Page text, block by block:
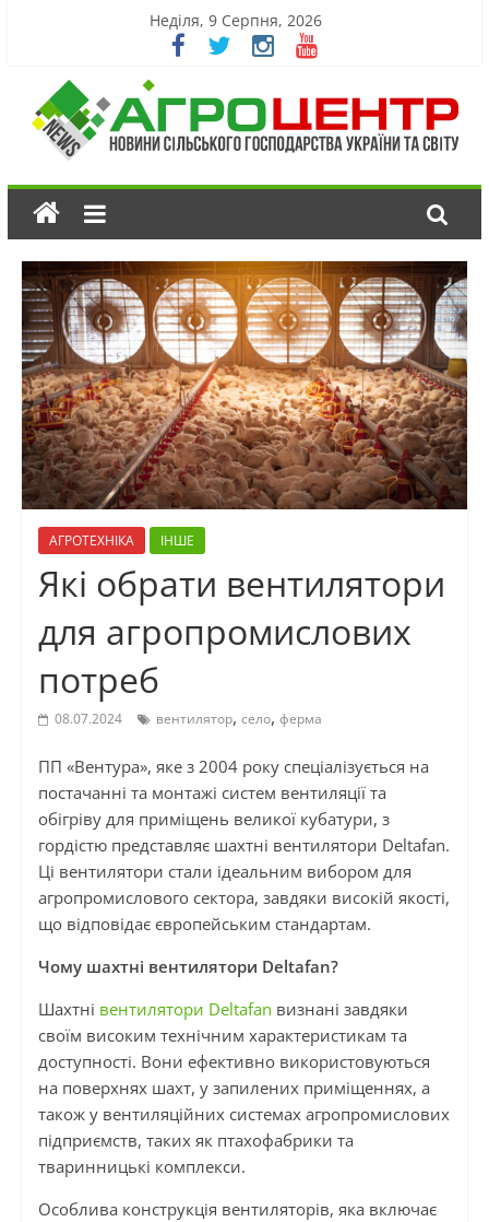
Неділя, 9 Серпня, 2026
АГРОТЕХНІКА ІНШЕ
Які обрати вентилятори
для агропромислових
потреб
08.07.2024 вентилятор, село, ферма
ПП «Вентура», яке з 2004 року спеціалізується на
постачанні та монтажі систем вентиляції та
обігріву для приміщень великої кубатури, з
гордістю представляє шахтні вентилятори Deltafan.
Ці вентилятори стали ідеальним вибором для
агропромислового сектора, завдяки високій якості,
що відповідає європейським стандартам.
Чому шахтні вентилятори Deltafan?
Шахтні вентилятори Deltafan визнані завдяки
своїм високим технічним характеристикам та
доступності. Вони ефективно використовуються
на поверхнях шахт, у запилених приміщеннях, а
також у вентиляційних системах агропромислових
підприємств, таких як птахофабрики та
тваринницькі комплекси.
Особлива конструкція вентиляторів, яка включає